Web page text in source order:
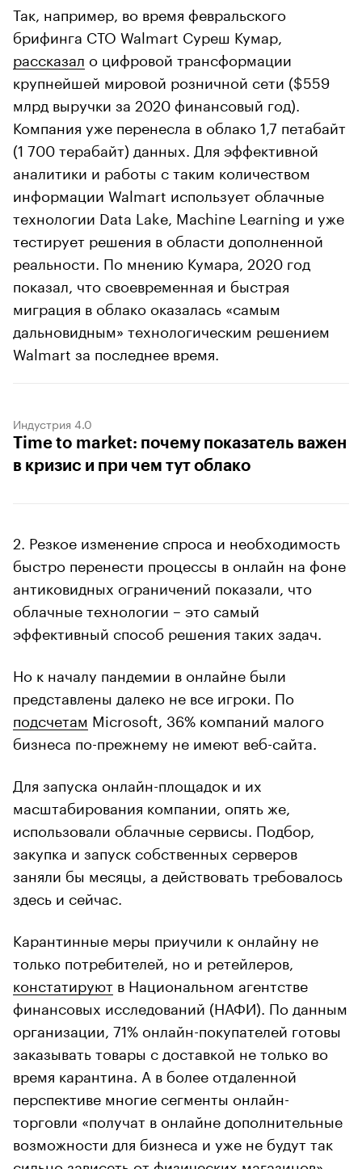
Так, например, во время февральского
брифинга CTO Walmart Cуреш Кумар,
рассказал о цифровой трансформации
крупнейшей мировой розничной сети ($559
млрд выручки за 2020 финансовый год).
Компания уже перенесла в облако 1,7 петабайт
(1 700 терабайт) данных. Для эффективной
аналитики и работы с таким количеством
информации Walmart использует облачные
технологии Data Lake, Machine Learning и уже
тестирует решения в области дополненной
реальности. По мнению Кумара, 2020 год
показал, что своевременная и быстрая
миграция в облако оказалась «самым
дальновидным» технологическим решением
Walmart за последнее время.
Индустрия 4.0
Time to market: почему показатель важен
в кризис и при чем тут облако
2. Резкое изменение спроса и необходимость
быстро перенести процессы в онлайн на фоне
антиковидных ограничений показали, что
облачные технологии ­– это самый
эффективный способ решения таких задач.
Но к началу пандемии в онлайне были
представлены далеко не все игроки. По
подсчетам Microsoft, 36% компаний малого
бизнеса по-прежнему не имеют веб-сайта.
Для запуска онлайн-площадок и их
масштабирования компании, опять же,
использовали облачные сервисы. Подбор,
закупка и запуск собственных серверов
заняли бы месяцы, а действовать требовалось
здесь и сейчас.
Карантинные меры приучили к онлайну не
только потребителей, но и ретейлеров,
констатируют в Национальном агентстве
финансовых исследований (НАФИ). По данным
организации, 71% онлайн-покупателей готовы
заказывать товары с доставкой не только во
время карантина. А в более отдаленной
перспективе многие сегменты онлайн-
торговли «получат в онлайне дополнительные
возможности для бизнеса и уже не будут так